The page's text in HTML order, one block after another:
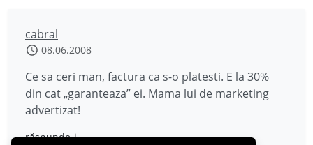
cabral
08.06.2008
Ce sa ceri man, factura ca s-o platesti. E la 30%
din cat „garanteaza” ei. Mama lui de marketing
advertizat!
răspunde-i